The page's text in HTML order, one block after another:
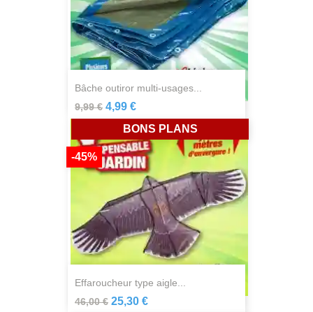
bâche outiror multi-usages...
9,99 € 4,99 €
effaroucheur type aigle...
46,00 €
-45%
25,30 €
BONS PLANS